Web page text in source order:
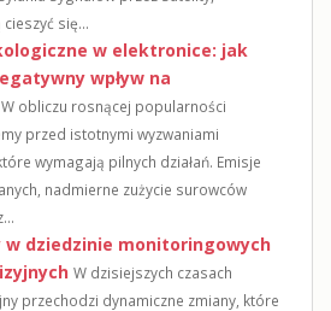
cieszyć się...
w elektronice: jak
wpływ na
W obliczu rosnącej popularności
przed istotnymi wyzwaniami
wymagają pilnych działań. Emisje
nadmierne zużycie surowców
w dziedzinie monitoringowych
W dzisiejszych czasach
przechodzi dynamiczne zmiany, które